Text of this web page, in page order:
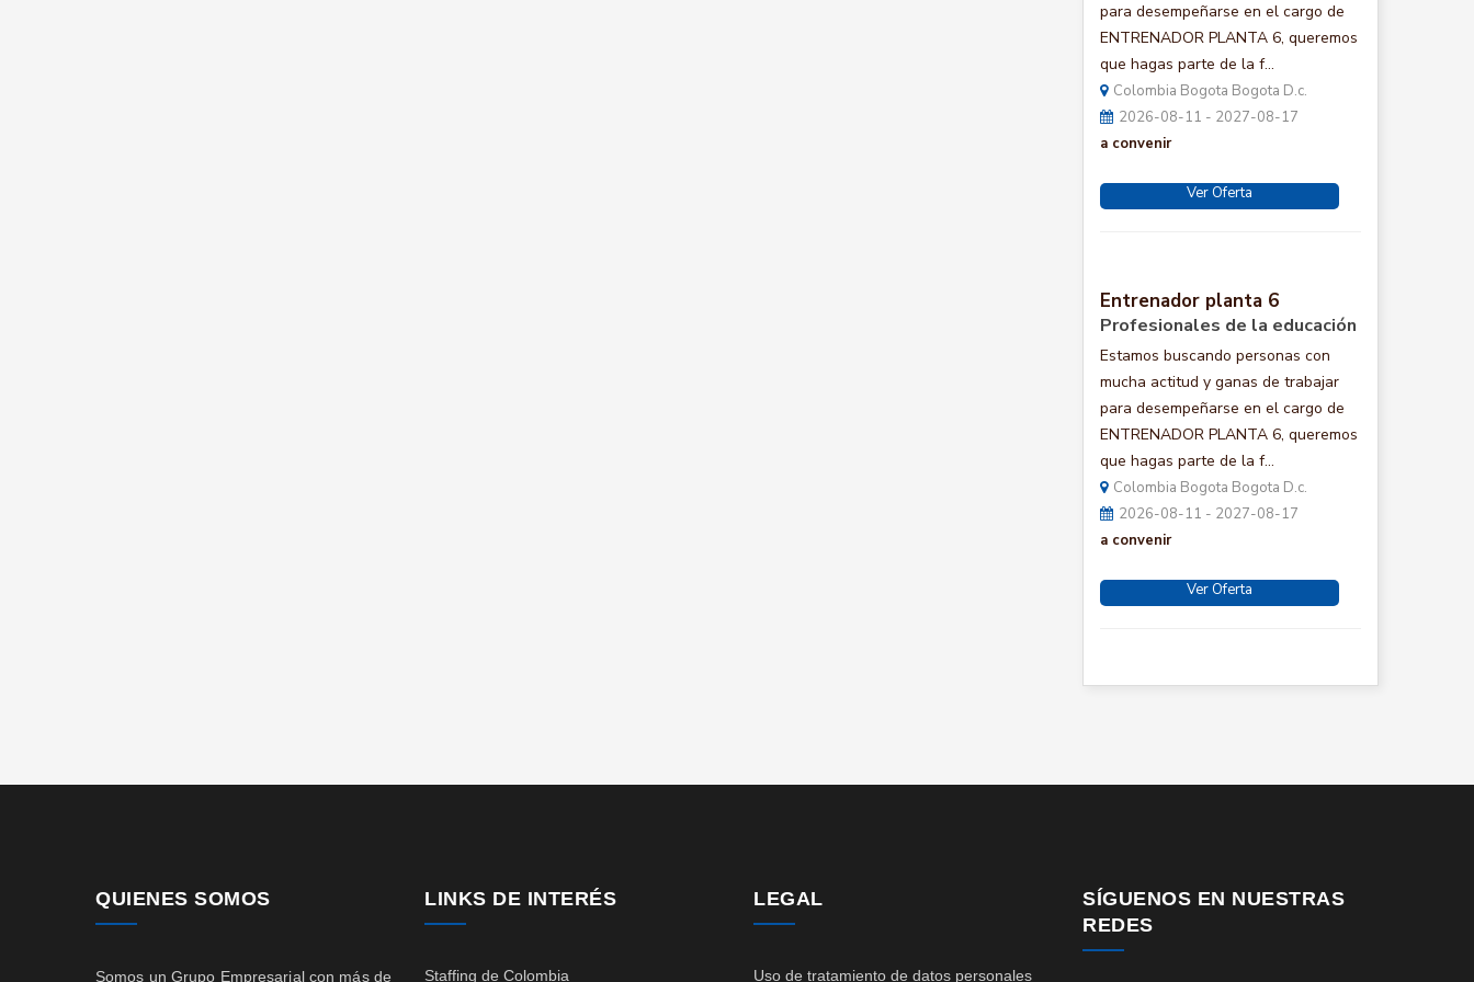
para desempeñarse en el cargo de
ENTRENADOR PLANTA 6, queremos
que hagas parte de la f...
Colombia Bogota Bogota D.c.
2026-08-11 - 2027-08-17
a convenir
Ver Oferta
Entrenador planta 6
Profesionales de la educación
Estamos buscando personas con
mucha actitud y ganas de trabajar
para desempeñarse en el cargo de
ENTRENADOR PLANTA 6, queremos
que hagas parte de la f...
Colombia Bogota Bogota D.c.
2026-08-11 - 2027-08-17
a convenir
Ver Oferta
QUIENES SOMOS
Somos un Grupo Empresarial con más de
LINKS DE INTERÉS
Staffing de Colombia
LEGAL
Uso de tratamiento de datos personales
SÍGUENOS EN NUESTRAS
REDES